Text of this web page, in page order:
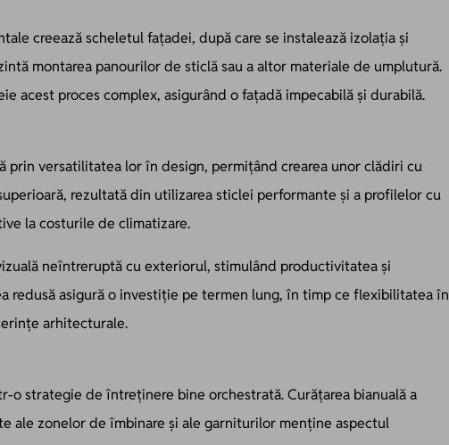
creează scheletul fațadei, după care se instalează izolația și
montarea panourilor de sticlă sau a altor materiale de umplutură.
acest proces complex, asigurând o fațadă impecabilă și durabilă.
prin versatilitatea lor în design, permițând crearea unor clădiri cu
rezultată din utilizarea sticlei performante și a profilelor cu
la costurile de climatizare.
neîntreruptă cu exteriorul, stimulând productivitatea și
redusă asigură o investiție pe termen lung, în timp ce flexibilitatea în
arhitecturale.
o strategie de întreținere bine orchestrată. Curățarea bianuală a
ale zonelor de îmbinare și ale garniturilor menține aspectul